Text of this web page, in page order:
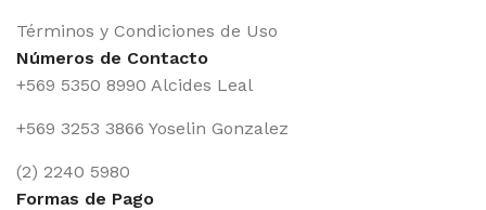
Términos y Condiciones de Uso
Números de Contacto
+569 5350 8990 Alcides Leal
+569 3253 3866 Yoselin Gonzalez
(2) 2240 5980
Formas de Pago